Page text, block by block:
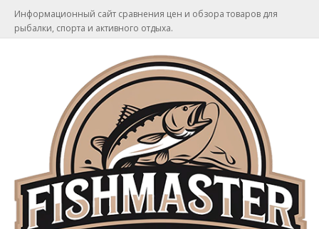
Информационный сайт сравнения цен и обзора товаров для
рыбалки, спорта и активного отдыха.